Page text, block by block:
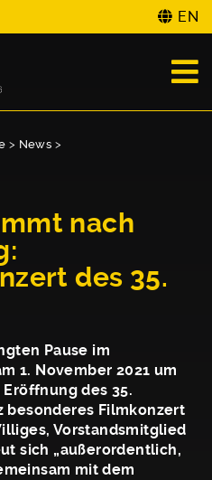
EN
> News >
nach
des 35.
Pause im
1. November 2021 um
des 35.
besonderes Filmkonzert
Vorstandsmitglied
sich „außerordentlich,
mit dem